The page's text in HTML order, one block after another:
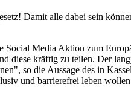
Media Aktion zum
diese kräftig zu teilen. Der
so die Aussage des in
und barrierefrei leben